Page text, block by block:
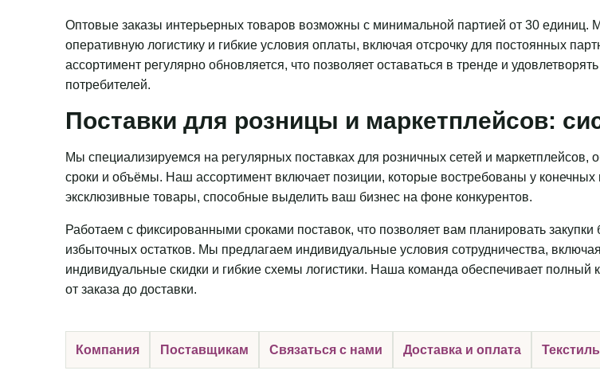
Оптовые заказы интерьерных товаров возможны с минимальной партией от 30 единиц.
оперативную логистику и гибкие условия оплаты, включая отсрочку для постоянных
ассортимент регулярно обновляется, что позволяет оставаться в тренде и
потребителей.
Поставки для розницы и маркетплейсов:
Мы специализируемся на регулярных поставках для розничных сетей и маркетплейсов,
сроки и объёмы. Наш ассортимент включает позиции, которые востребованы у конечных
эксклюзивные товары, способные выделить ваш бизнес на фоне конкурентов.
Работаем с фиксированными сроками поставок, что позволяет вам планировать закупки
избыточных остатков. Мы предлагаем индивидуальные условия сотрудничества,
индивидуальные скидки и гибкие схемы логистики. Наша команда обеспечивает полный
от заказа до доставки.
Компания Поставщикам Связаться с нами Доставка и оплата